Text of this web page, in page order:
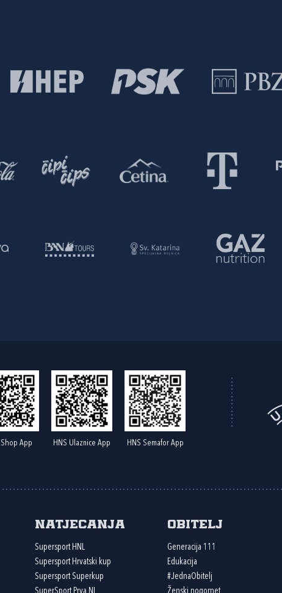
Shop App HNS Ulaznice App HNS Semafor App
Natjecanja
Supersport HNL
Supersport Hrvatski kup
Supersport Superkup
Obitelj
Generacija 111
Edukacija
#JednaObitelj